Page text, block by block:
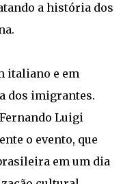
a história dos
italiano e em
dos imigrantes.
Luigi
o evento, que
em um dia